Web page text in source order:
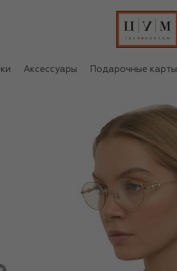
Аксессуары Подарочные карты